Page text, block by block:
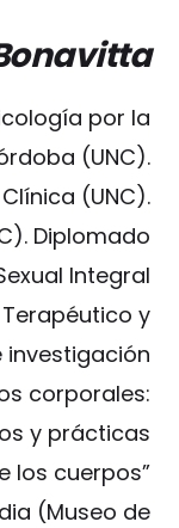
por la
(UNC).
(UNC).
Diplomado
Integral
Terapéutico y
investigación
corporales:
y prácticas
los cuerpos”
(Museo de